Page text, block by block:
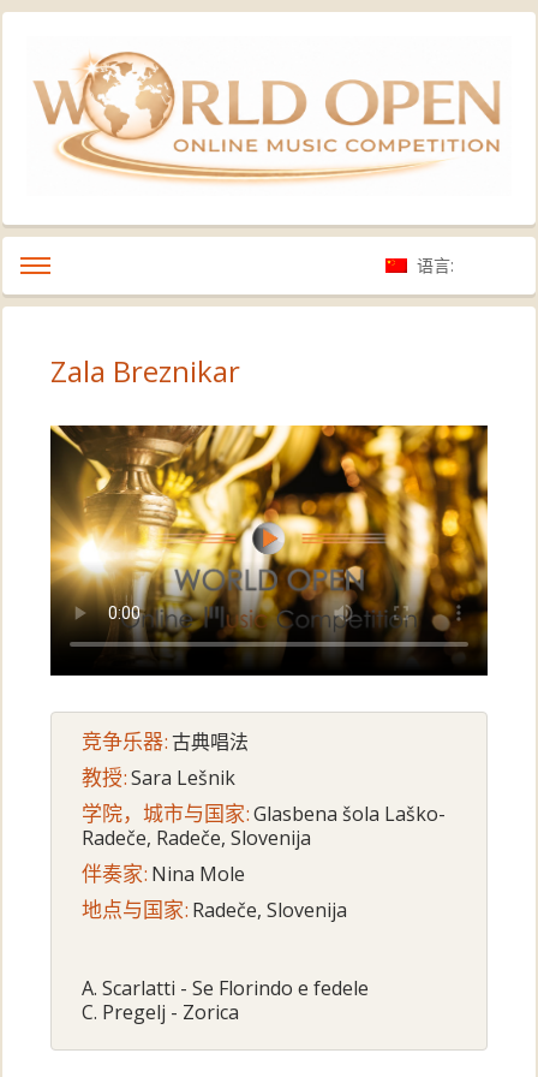
语言:
Zala Breznikar
竞争乐器:古典唱法
教授:Sara Lešnik
学院，城市与国家:Glasbena šola Laško-
Radeče, Radeče, Slovenija
伴奏家: Nina Mole
地点与国家: Radeče, Slovenija
A. Scarlatti - Se Florindo e fedele
C. Pregelj - Zorica